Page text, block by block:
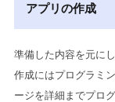
アプリの作成
準備した内容を元に
作成にはプログラミ
ージを詳細までプロ